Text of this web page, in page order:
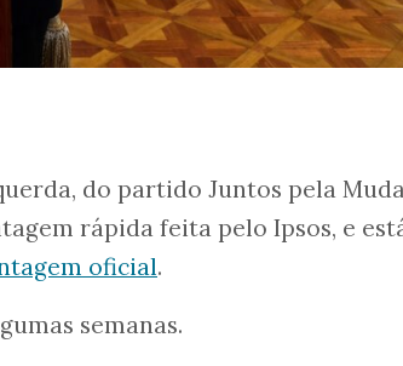
do partido Juntos pela
rápida feita pelo Ipsos, e
oficial.
semanas.